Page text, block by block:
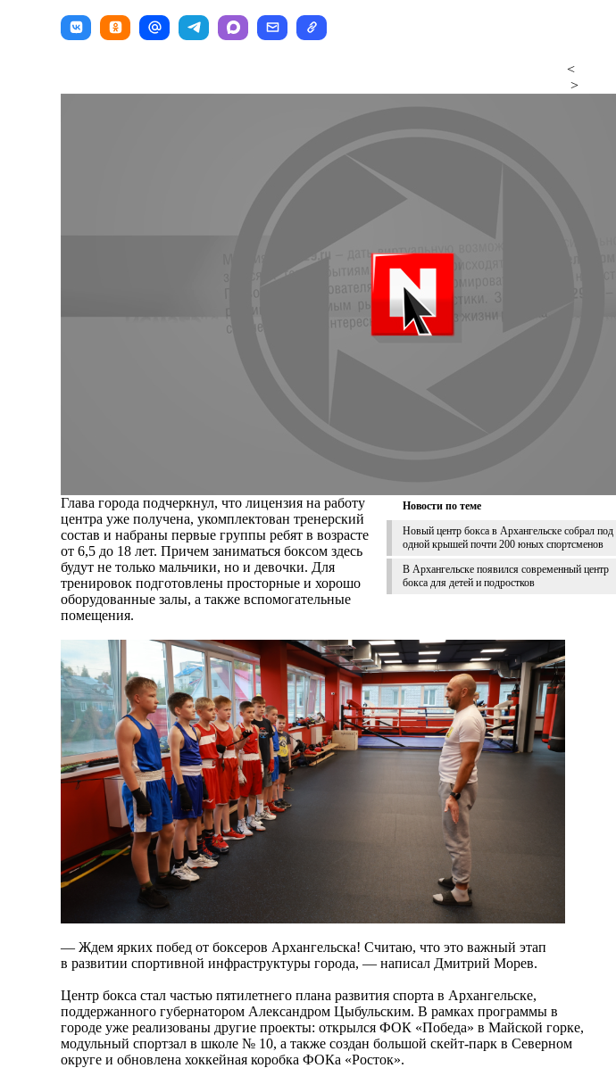
<
>
Новости по теме
Новый центр бокса в Архангельске собрал под
одной крышей почти 200 юных спортсменов
В Архангельске появился современный центр
бокса для детей и подростков
Глава города подчеркнул, что лицензия на работу
центра уже получена, укомплектован тренерский
состав и набраны первые группы ребят в возрасте
от 6,5 до 18 лет. Причем заниматься боксом здесь
будут не только мальчики, но и девочки. Для
тренировок подготовлены просторные и хорошо
оборудованные залы, а также вспомогательные
помещения.
— Ждем ярких побед от боксеров Архангельска! Считаю, что это важный этап
в развитии спортивной инфраструктуры города, — написал Дмитрий Морев.
Центр бокса стал частью пятилетнего плана развития спорта в Архангельске,
поддержанного губернатором Александром Цыбульским. В рамках программы в
городе уже реализованы другие проекты: открылся ФОК «Победа» в Майской горке,
модульный спортзал в школе № 10, а также создан большой скейт-парк в Северном
округе и обновлена хоккейная коробка ФОКа «Росток».